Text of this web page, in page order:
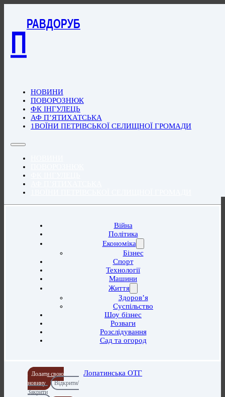
П
РАВДОРУБ
НОВИНИ
ПОВОРОЗНЮК
ФК ІНГУЛЕЦЬ
АФ П’ЯТИХАТСЬКА
1ВОЇНИ ПЕТРІВСЬКОЇ СЕЛИЩНОЇ ГРОМАДИ
Війна
Політика
Економіка
Бізнес
Спорт
Технології
Машини
Життя
Здоров’я
Суспільство
Шоу бізнес
Розваги
Розслідування
Сад та огород
Додати свою
новину
Відкрити/
Закрити
Лопатинська ОТГ